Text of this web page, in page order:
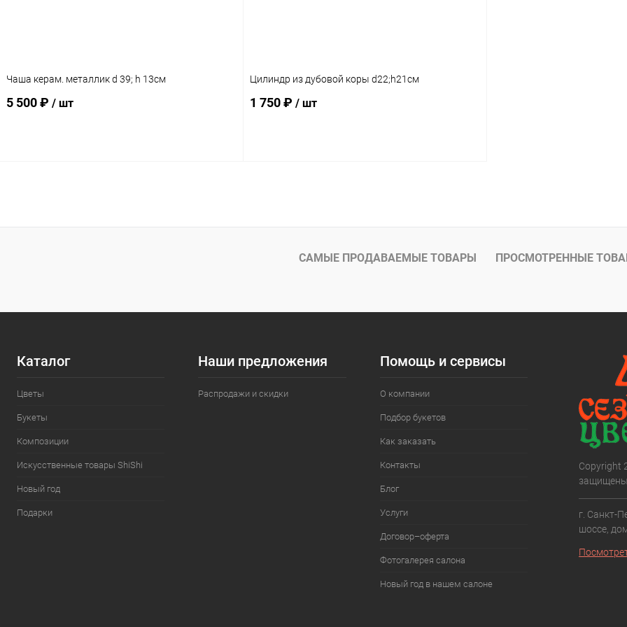
Чаша керам. металлик d 39; h 13см
5 500 ₽ / шт
Цилиндр из дубовой коры d22;h21см
1 750 ₽ / шт
САМЫЕ ПРОДАВАЕМЫЕ ТОВАРЫ ПРОСМОТРЕННЫЕ
Каталог
Цветы
Букеты
Композиции
Искусственные товары ShiShi
Новый год
Подарки
Наши предложения
Распродажи и скидки
Помощь и сервисы
О компании
Подбор букетов
Как заказать
Контакты
Блог
Услуги
Договор–оферта
Фотогалерея салона
Новый год в нашем салоне
Copyright
г. Санкт-
шоссе,